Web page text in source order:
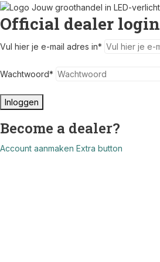
Official dealer login
Vul hier je e-mail adres in*
Wachtwoord*
Inloggen
Become a dealer?
Account aanmaken Extra button